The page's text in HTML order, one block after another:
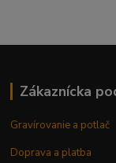
Zákaznícka
Gravírovanie a potlač
Doprava a platba